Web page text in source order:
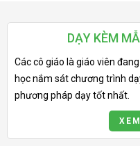
DẠY KÈM
Các cô giáo là giáo viên
học nắm sát chương trình
phương pháp dạy tốt nhất.